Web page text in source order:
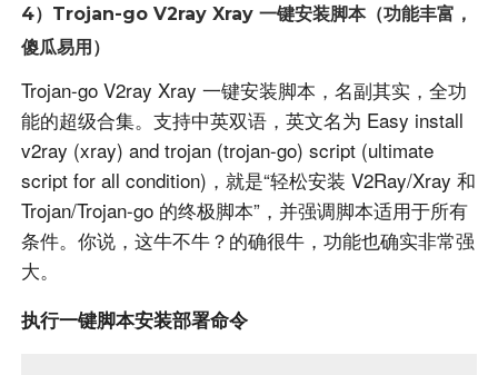
4）Trojan-go V2ray Xray 一键安装脚本（功能丰富，
傻瓜易用）
Trojan-go V2ray Xray 一键安装脚本，名副其实，全功
能的超级合集。支持中英双语，英文名为 Easy install
v2ray (xray) and trojan (trojan-go) script (ultimate
script for all condition)，就是“轻松安装 V2Ray/Xray 和
Trojan/Trojan-go 的终极脚本”，并强调脚本适用于所有
条件。你说，这牛不牛？的确很牛，功能也确实非常强
大。
执行一键脚本安装部署命令